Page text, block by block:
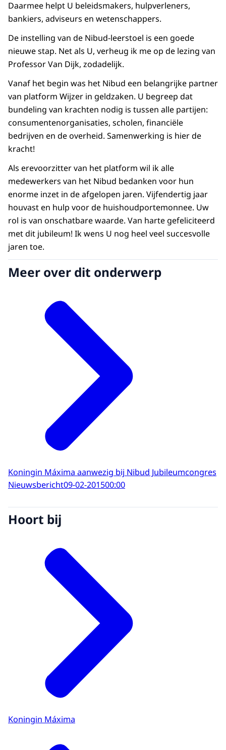
Daarmee helpt U beleidsmakers, hulpverleners,
bankiers, adviseurs en wetenschappers.
De instelling van de Nibud-leerstoel is een goede
nieuwe stap. Net als U, verheug ik me op de lezing van
Professor Van Dijk, zodadelijk.
Vanaf het begin was het Nibud een belangrijke partner
van platform Wijzer in geldzaken. U begreep dat
bundeling van krachten nodig is tussen alle partijen:
consumentenorganisaties, scholen, financiële
bedrijven en de overheid. Samenwerking is hier de
kracht!
Als erevoorzitter van het platform wil ik alle
medewerkers van het Nibud bedanken voor hun
enorme inzet in de afgelopen jaren. Vijfendertig jaar
houvast en hulp voor de huishoudportemonnee. Uw
rol is van onschatbare waarde. Van harte gefeliciteerd
met dit jubileum! Ik wens U nog heel veel succesvolle
jaren toe.
Meer over dit onderwerp
Koningin Máxima aanwezig bij Nibud Jubileumcongres
Nieuwsbericht09-02-201500:00
Hoort bij
Koningin Máxima